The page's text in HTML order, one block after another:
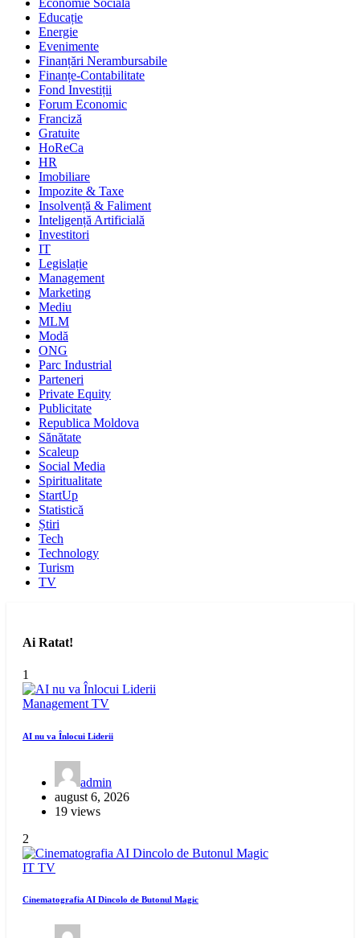
Economie Socială
Educație
Energie
Evenimente
Finanțări Nerambursabile
Finanțe-Contabilitate
Fond Investiții
Forum Economic
Franciză
Gratuite
HoReCa
HR
Imobiliare
Impozite & Taxe
Insolvență & Faliment
Inteligență Artificială
Investitori
IT
Legislație
Management
Marketing
Mediu
MLM
Modă
ONG
Parc Industrial
Parteneri
Private Equity
Publicitate
Republica Moldova
Sănătate
Scaleup
Social Media
Spiritualitate
StartUp
Statistică
Știri
Tech
Technology
Turism
TV
Ai Ratat!
1
Management TV
AI nu va Înlocui Liderii
admin
august 6, 2026
19 views
2
IT TV
Cinematografia AI Dincolo de Butonul Magic